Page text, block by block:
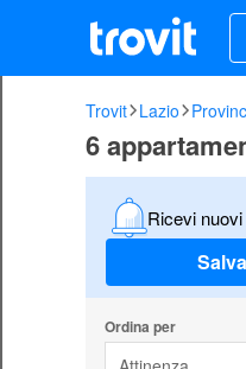
Trovit Lazio
6
Ricevi
Ordina per